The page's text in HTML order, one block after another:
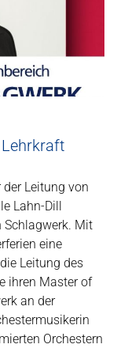
der Leitung von
Lahn-Dill
Schlagwerk. Mit
eine
Leitung des
ihren Master of
an der
Orchestern